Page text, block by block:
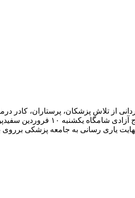
از تلاش پزشکان، پرستاران، کادر
۱۰ فروردین سفیدپوش شد.
یاری رسانی به جامعه پزشکی